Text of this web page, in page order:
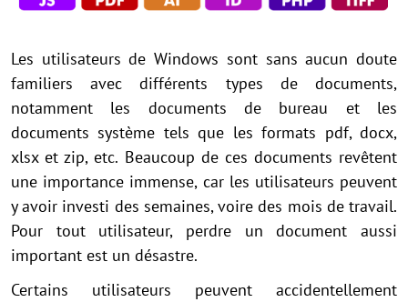
Les utilisateurs de Windows sont sans aucun doute
familiers avec différents types de documents,
notamment les documents de bureau et les
documents système tels que les formats pdf, docx,
xlsx et zip, etc. Beaucoup de ces documents revêtent
une importance immense, car les utilisateurs peuvent
y avoir investi des semaines, voire des mois de travail.
Pour tout utilisateur, perdre un document aussi
important est un désastre.
Certains utilisateurs peuvent accidentellement